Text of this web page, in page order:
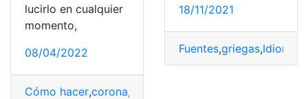
lucirlo en cualquier
momento,
08/04/2022
Cómo hacer,corona,
18/11/2021
Fuentes,griegas,Idiomas